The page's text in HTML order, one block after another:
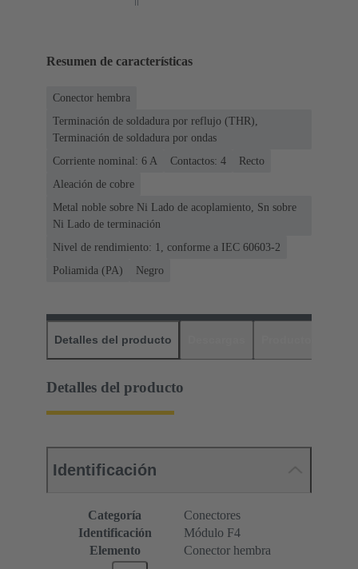
Resumen de características
Conector hembra
Terminación de soldadura por reflujo (THR),
Terminación de soldadura por ondas
Corriente nominal: ‌6 A
Contactos: 4
Recto
Aleación de cobre
Metal noble sobre Ni Lado de acoplamiento, Sn sobre
Ni Lado de terminación
Nivel de rendimiento: 1, conforme a IEC 60603-2
Poliamida (PA)
Negro
Detalles del producto
Detalles del producto
Identificación
Categoría
Conectores
Identificación
Módulo F4
Elemento
Conector hembra